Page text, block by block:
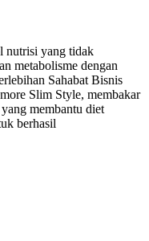
nutrisi yang tidak
metabolisme dengan
Sahabat Bisnis
Slim Style, membakar
membantu diet
berhasil